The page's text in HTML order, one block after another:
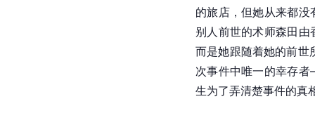
的旅店，但她从来都
别人前世的术师森田
而是她跟随着她的前世
次事件中唯一的幸存
生为了弄清楚事件的真